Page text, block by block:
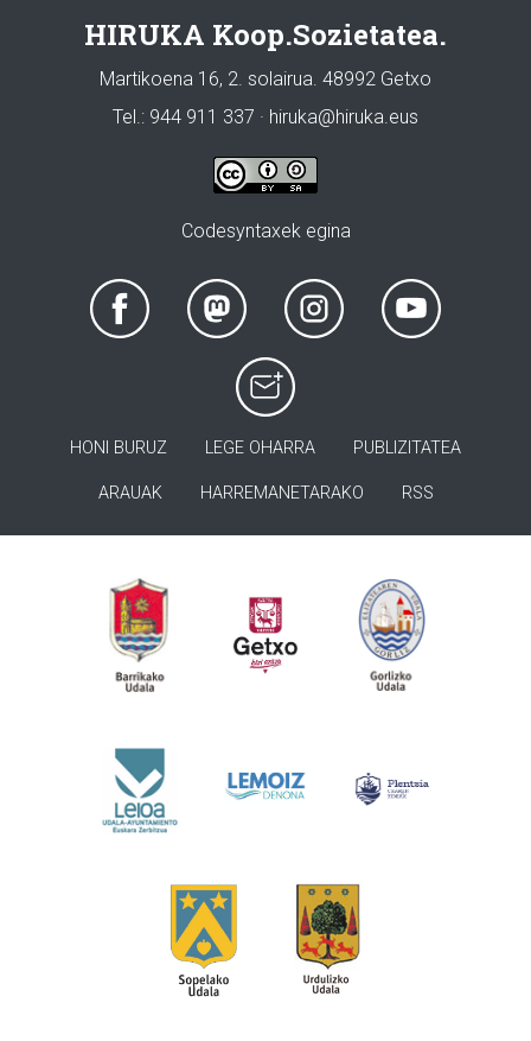
HIRUKA Koop.Sozietatea.
Martikoena 16, 2. solairua. 48992 Getxo
Tel.: 944 911 337 · hiruka@hiruka.eus
Codesyntaxek egina
HONI BURUZ LEGE OHARRA PUBLIZITATEA
ARAUAK HARREMANETARAKO RSS